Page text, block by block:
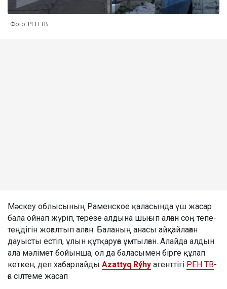
Фото: РЕН ТВ
Мәскеу облысының Раменское қаласында үш жасар
бала ойнап жүріп, терезе алдына шығып алған соң тепе-
теңдігін жоғалтып алған. Баланың анасы айқайлаған
дауысты естіп, ұлын құтқаруға ұмтылған. Алайда алдын
ала мәлімет бойынша, ол да баласымен бірге құлап
кеткен, деп хабарлайды Azattyq Rýhy агенттігі РЕН ТВ-
ға сілтеме жасап